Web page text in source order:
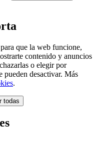
que la web funcione,
contenido y anuncios
o elegir por
pueden desactivar. Más
.
todas